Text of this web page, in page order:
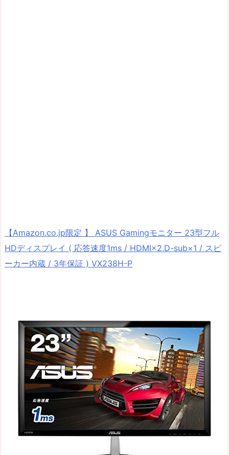
【Amazon.co.jp限定 】 ASUS Gamingモニター 23型フル
HDディスプレイ ( 応答速度1ms / HDMI×2,D-sub×1 / スピ
ーカー内蔵 / 3年保証 ) VX238H-P